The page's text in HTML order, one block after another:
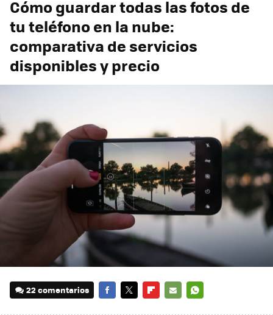
Cómo guardar todas las fotos de
tu teléfono en la nube:
comparativa de servicios
disponibles y precio
22 comentarios